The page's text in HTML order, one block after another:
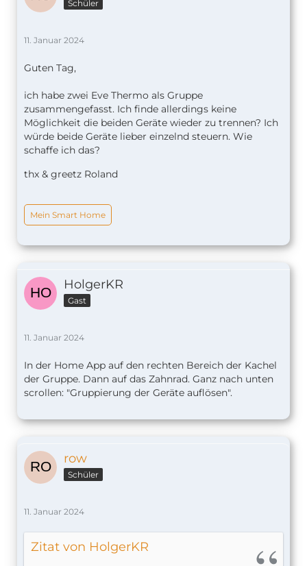
Schüler
11. Januar 2024
Guten Tag,
ich habe zwei Eve Thermo als Gruppe
zusammengefasst. Ich finde allerdings keine
Möglichkeit die beiden Geräte wieder zu trennen? Ich
würde beide Geräte lieber einzelnd steuern. Wie
schaffe ich das?
thx & greetz Roland
Mein Smart Home
HolgerKR
Gast
11. Januar 2024
In der Home App auf den rechten Bereich der Kachel
der Gruppe. Dann auf das Zahnrad. Ganz nach unten
scrollen: "Gruppierung der Geräte auflösen".
row
Schüler
11. Januar 2024
Zitat von HolgerKR